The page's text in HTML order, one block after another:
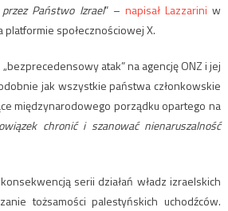
Państwo Izrael” – napisał Lazzarini w
społecznościowej X.
atak” na agencję ONZ i jej
jak wszystkie państwa członkowskie
międzynarodowego porządku opartego na
chronić i szanować nienaruszalność
serii działań władz izraelskich
tożsamości palestyńskich uchodźców.